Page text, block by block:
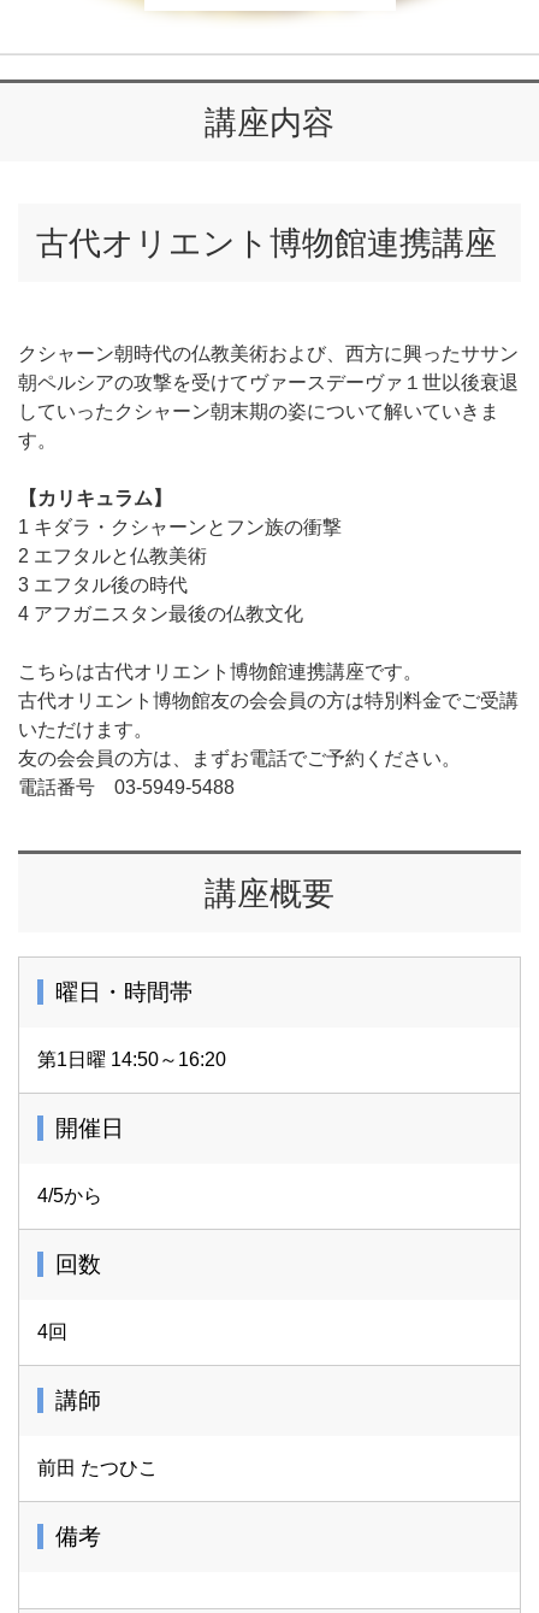
講座内容
古代オリエント博物館連携講座
クシャーン朝時代の仏教美術および、西方に興ったササン
朝ペルシアの攻撃を受けてヴァースデーヴァ１世以後衰退
していったクシャーン朝末期の姿について解いていきま
す。
【カリキュラム】
1 キダラ・クシャーンとフン族の衝撃
2 エフタルと仏教美術
3 エフタル後の時代
4 アフガニスタン最後の仏教文化
こちらは古代オリエント博物館連携講座です。
古代オリエント博物館友の会会員の方は特別料金でご受講
いただけます。
友の会会員の方は、まずお電話でご予約ください。
電話番号 03-5949-5488
講座概要
曜日・時間帯
第1日曜 14:50～16:20
開催日
4/5から
回数
4回
講師
前田 たつひこ
備考